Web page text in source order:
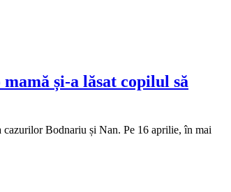
și-a lăsat copilul să
cazurilor Bodnariu și Nan. Pe 16 aprilie, în mai